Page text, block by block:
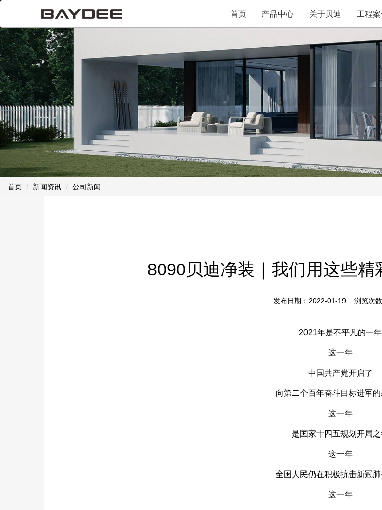
首页 产品中心 关于贝迪 工程案
首页 新闻资讯 公司新闻
8090贝迪净装｜我们用这些精
发布日期：2022-01-19 浏览次数
2021年是不平凡的一年
这一年
中国共产党开启了
向第二个百年奋斗目标进军
这一年
是国家十四五规划开局
这一年
全国人民仍在积极抗击新冠
这一年